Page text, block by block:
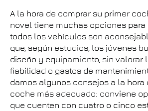
A la hora de comprar su primer
novel tiene muchas opciones para
todos los vehículos son
que, según estudios, los jóvenes
diseño y equipamiento, sin valorar
fiabilidad o gastos de
damos algunos consejos a la hora
coche más adecuado: conviene
que cuenten con cuatro o cinco